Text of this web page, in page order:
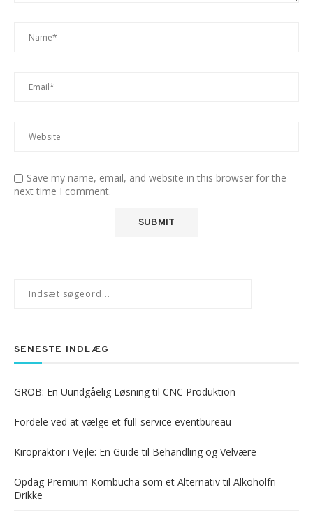
Save my name, email, and website in this browser for the
next time I comment.
SENESTE INDLÆG
GROB: En Uundgåelig Løsning til CNC Produktion
Fordele ved at vælge et full-service eventbureau
Kiropraktor i Vejle: En Guide til Behandling og Velvære
Opdag Premium Kombucha som et Alternativ til Alkoholfri
Drikke